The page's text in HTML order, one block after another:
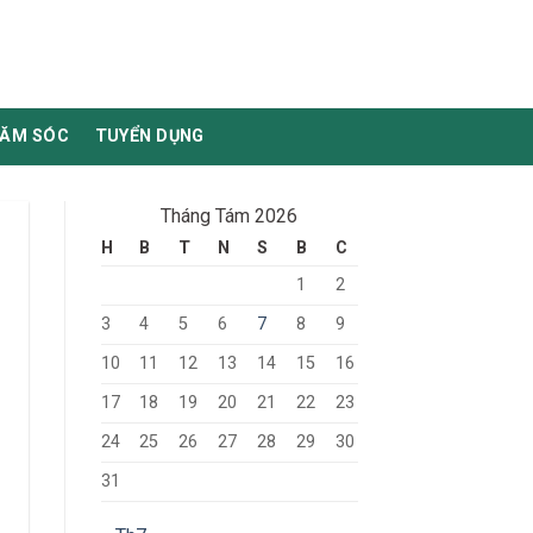
SÓC TUYỂN DỤNG
Tháng Tám 2026
H B T N S B
C
1
2
3
4 5 6 7 8
9
10
11 12 13 14 15
16
17
18 19 20 21 22
23
24
25 26 27 28 29
30
31